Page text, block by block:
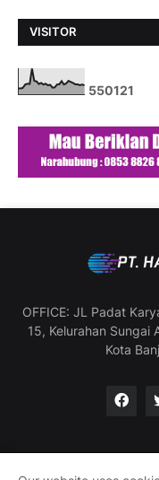
VISITOR
550121
OFFICE: JL Padat
15, Kelurahan Sungai
Kota